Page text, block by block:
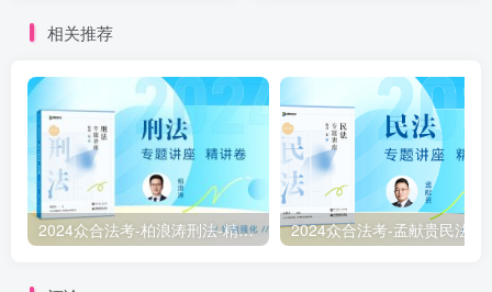
相关推荐
2024众合法考-柏浪涛刑法-精讲卷pdf电子版（附视频1-76全）